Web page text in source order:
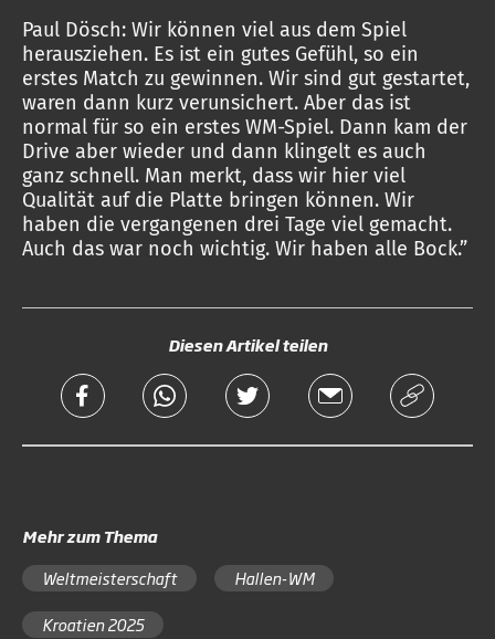
Paul Dösch: Wir können viel aus dem Spiel
herausziehen. Es ist ein gutes Gefühl, so ein
erstes Match zu gewinnen. Wir sind gut gestartet,
waren dann kurz verunsichert. Aber das ist
normal für so ein erstes WM-Spiel. Dann kam der
Drive aber wieder und dann klingelt es auch
ganz schnell. Man merkt, dass wir hier viel
Qualität auf die Platte bringen können. Wir
haben die vergangenen drei Tage viel gemacht.
Auch das war noch wichtig. Wir haben alle Bock.”
Diesen Artikel teilen
Mehr zum Thema
Weltmeisterschaft
Hallen-WM
Kroatien 2025